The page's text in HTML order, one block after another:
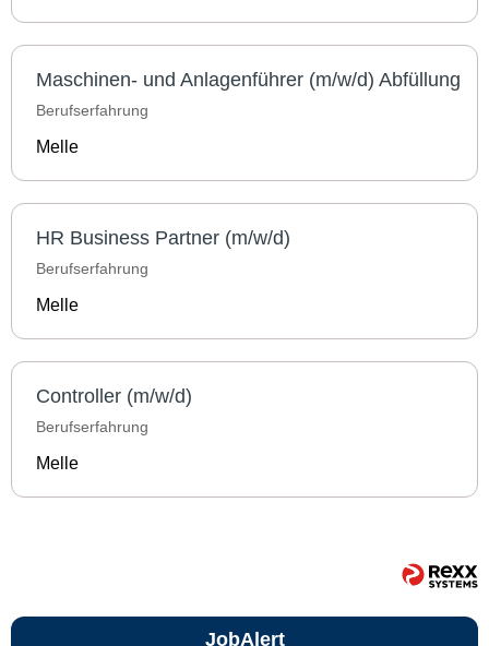
Maschinen- und Anlagenführer (m/w/d) Abfüllung
Berufserfahrung
Melle
HR Business Partner (m/w/d)
Berufserfahrung
Melle
Controller (m/w/d)
Berufserfahrung
Melle
JobAlert